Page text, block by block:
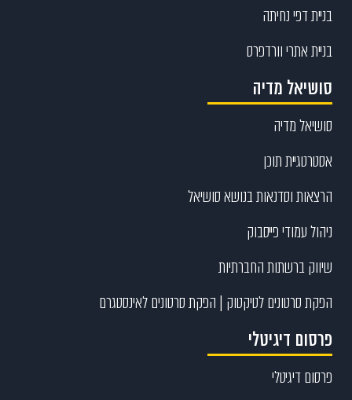
בניית דפי נחיתה
בניית אתרי וורדפרס
סושיאל מדיה
סושיאל מדיה
אסטרטגיית תוכן
הרצאות וסדנאות בנושא סושיאל
ניהול עמודי פייסבוק
שיווק ברשתות החברתיות
הפקת סרטונים לטיקטוק | הפקת סרטונים לאינסטגרם
פרסום דיגיטלי
פרסום דיגיטלי